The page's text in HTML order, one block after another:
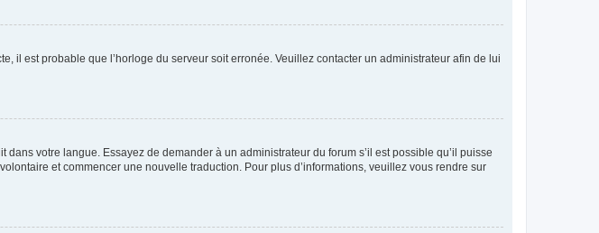
il est probable que l’horloge du serveur soit erronée. Veuillez contacter un administrateur afin de lui
votre langue. Essayez de demander à un administrateur du forum s’il est possible qu’il puisse
et commencer une nouvelle traduction. Pour plus d’informations, veuillez vous rendre sur